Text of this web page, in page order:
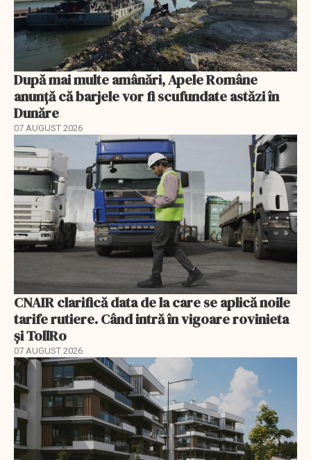
După mai multe amânări, Apele Române
anunță că barjele vor fi scufundate astăzi în
Dunăre
07 AUGUST 2026
CNAIR clarifică data de la care se aplică noile
tarife rutiere. Când intră în vigoare rovinieta
și TollRo
07 AUGUST 2026